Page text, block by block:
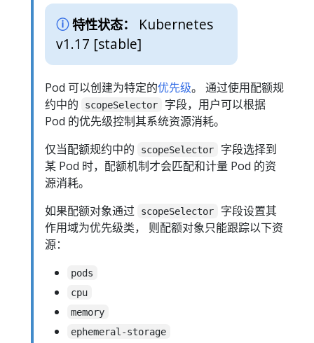
特性状态：
Kubernetes
v1.17 [stable]
Pod 可以创建为特定的优先级。 通过使用配额规
约中的
scopeSelector
字段，用户可以根据
Pod 的优先级控制其系统资源消耗。
仅当配额规约中的
scopeSelector
字段选择到
某 Pod 时，配额机制才会匹配和计量 Pod 的资
源消耗。
如果配额对象通过
scopeSelector
字段设置其
作用域为优先级类， 则配额对象只能跟踪以下资
源：
pods
cpu
memory
ephemeral-storage